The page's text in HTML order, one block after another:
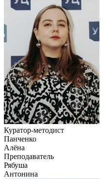
Куратор-методист
Панченко
Алёна
Преподаватель
Рябуша
Антонина